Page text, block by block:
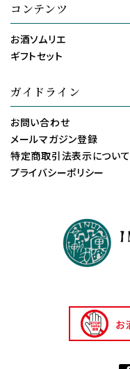
コンテンツ
お酒ソムリエ
ギフトセット
ガイドライン
お問い合わせ
メールマガジン登録
特定商取引法表示について
プライバシーポリシー